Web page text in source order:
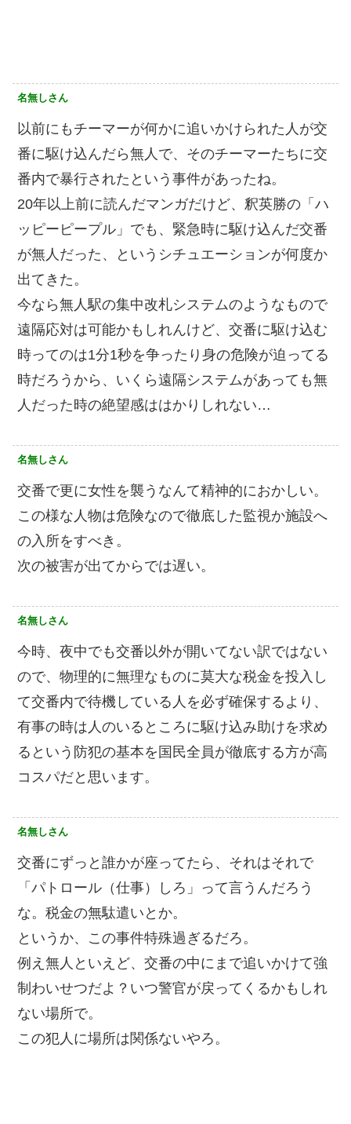
名無しさん
以前にもチーマーが何かに追いかけられた人が交
番に駆け込んだら無人で、そのチーマーたちに交
番内で暴行されたという事件があったね。
20年以上前に読んだマンガだけど、釈英勝の「ハ
ッピーピープル」でも、緊急時に駆け込んだ交番
が無人だった、というシチュエーションが何度か
出てきた。
今なら無人駅の集中改札システムのようなもので
遠隔応対は可能かもしれんけど、交番に駆け込む
時ってのは1分1秒を争ったり身の危険が迫ってる
時だろうから、いくら遠隔システムがあっても無
人だった時の絶望感ははかりしれない…
名無しさん
交番で更に女性を襲うなんて精神的におかしい。
この様な人物は危険なので徹底した監視か施設へ
の入所をすべき。
次の被害が出てからでは遅い。
名無しさん
今時、夜中でも交番以外が開いてない訳ではない
ので、物理的に無理なものに莫大な税金を投入し
て交番内で待機している人を必ず確保するより、
有事の時は人のいるところに駆け込み助けを求め
るという防犯の基本を国民全員が徹底する方が高
コスパだと思います。
名無しさん
交番にずっと誰かが座ってたら、それはそれで
「パトロール（仕事）しろ」って言うんだろう
な。税金の無駄遣いとか。
というか、この事件特殊過ぎるだろ。
例え無人といえど、交番の中にまで追いかけて強
制わいせつだよ？いつ警官が戻ってくるかもしれ
ない場所で。
この犯人に場所は関係ないやろ。